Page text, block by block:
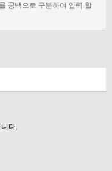
공백으로 구분하여 입력 할
다.